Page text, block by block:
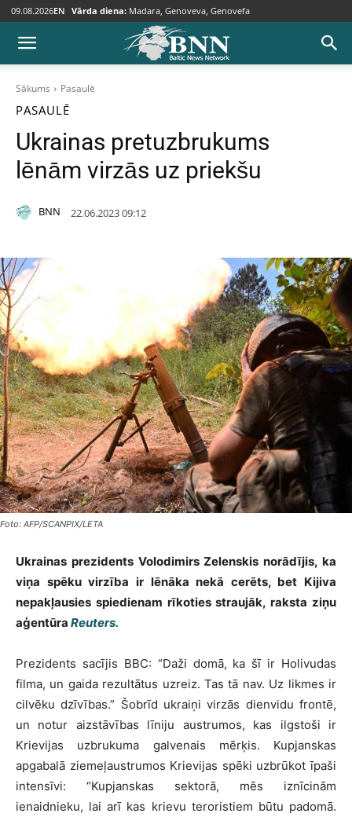
09.08.2026EN Vārda diena: Madara, Genoveva, Genovefa
Sākums Pasaulē
PASAULĒ
Ukrainas pretuzbrukums
lēnām virzās uz priekšu
BNN 22.06.2023 09:12
Foto: AFP/SCANPIX/LETA
Ukrainas prezidents Volodimirs Zelenskis norādījis, ka
viņa spēku virzība ir lēnāka nekā cerēts, bet Kijiva
nepakļausies spiedienam rīkoties straujāk, raksta ziņu
aģentūra Reuters.
Prezidents sacījis BBC: “Daži domā, ka šī ir Holivudas
filma, un gaida rezultātus uzreiz. Tas tā nav. Uz likmes ir
cilvēku dzīvības.” Šobrīd ukraiņi virzās dienvidu frontē,
un notur aizstāvības līniju austrumos, kas ilgstoši ir
Krievijas uzbrukuma galvenais mērķis. Kupjanskas
apgabalā ziemeļaustrumos Krievijas spēki uzbrūkot īpaši
intensīvi: “Kupjanskas sektorā, mēs iznīcinām
ienaidnieku, lai arī kas krievu teroristiem būtu padomā.